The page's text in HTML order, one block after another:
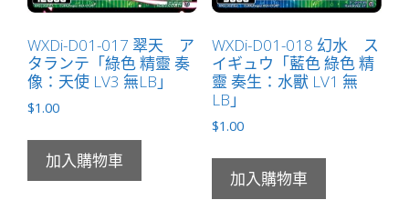
托）
LV0
」
數
量
WXDi-D01-017 翠天 ア
タランテ「綠色 精靈 奏
像：天使 LV3 無LB」
$1.00
加入購物車
WXDi-D01-018 幻水 ス
イギュウ「藍色 綠色 精
靈 奏生：水獸 LV1 無
LB」
$1.00
加入購物車